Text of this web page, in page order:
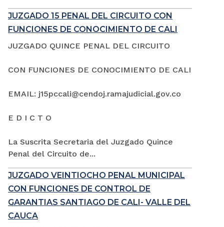
JUZGADO 15 PENAL DEL CIRCUITO CON
FUNCIONES DE CONOCIMIENTO DE CALI
JUZGADO QUINCE PENAL DEL CIRCUITO
CON FUNCIONES DE CONOCIMIENTO DE CALI
EMAIL: j15pccali@cendoj.ramajudicial.gov.co
E D I C T O
La Suscrita Secretaria del Juzgado Quince
Penal del Circuito de...
JUZGADO VEINTIOCHO PENAL MUNICIPAL
CON FUNCIONES DE CONTROL DE
GARANTIAS SANTIAGO DE CALI- VALLE DEL
CAUCA